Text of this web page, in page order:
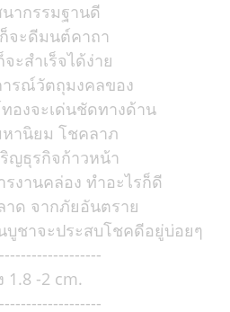
ากรรมฐานดี
จะดีมนต์คาถา
ะสำเร็จได้ง่าย
ารณ์วัตถุมงคลของ
องจะเด่นชัดทางด้าน
หานิยม โชคลาภ
ญธุรกิจก้าวหน้า
งานคล่อง ทำอะไรก็ดี
าด จากภัยอันตราย
บูชาจะประสบโชคดีอยู่บ่อยๆ
1.8 -2 cm.